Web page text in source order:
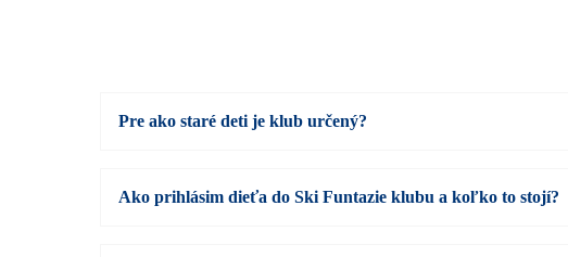
Pre ako staré deti je klub určený?
Ako prihlásim dieťa do Ski Funtazie klubu a koľko to stojí?